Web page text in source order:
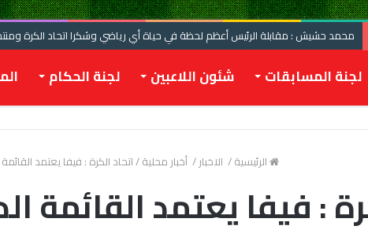
محمد حشيش : مقابلة الرئيس أعظم لحظة في حياة أي رياضي وشكرا اتحاد الكرة
لجنة المسابقات شئون اللاعبين لجنة الحكام
الرئيسية/ الاخبار/ أخبار محلية/اتحاد الكرة : فيفا يعتمد
: فيفا يعتمد القائمة